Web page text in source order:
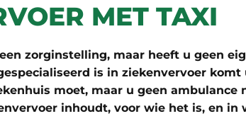
MET TAXI
zorginstelling, maar heeft u geen
is in ziekenvervoer
moet, maar u geen
inhoudt, voor wie het is, en